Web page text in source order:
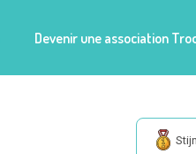
Devenir une association